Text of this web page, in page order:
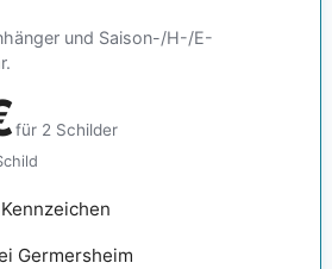
und Saison-/H-/E-
für 2 Schilder
Germersheim